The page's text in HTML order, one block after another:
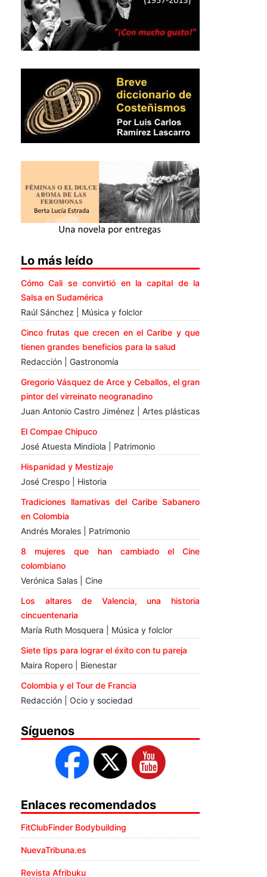
Lo más leído
Cómo Cali se convirtió en la capital de la
Salsa en Sudamérica
Raúl Sánchez | Música y folclor
Cinco frutas que crecen en el Caribe y que
tienen grandes beneficios para la salud
Redacción | Gastronomía
Gregorio Vásquez de Arce y Ceballos, el gran
pintor del virreinato neogranadino
Juan Antonio Castro Jiménez | Artes plásticas
El Compae Chipuco
José Atuesta Mindiola | Patrimonio
Hispanidad y Mestizaje
José Crespo | Historia
Tradiciones llamativas del Caribe Sabanero
en Colombia
Andrés Morales | Patrimonio
8 mujeres que han cambiado el Cine
colombiano
Verónica Salas | Cine
Los altares de Valencia, una historia
cincuentenaria
María Ruth Mosquera | Música y folclor
Siete tips para lograr el éxito con tu pareja
Maira Ropero | Bienestar
Colombia y el Tour de Francia
Redacción | Ocio y sociedad
Síguenos
Enlaces recomendados
FitClubFinder Bodybuilding
NuevaTribuna.es
Revista Afribuku